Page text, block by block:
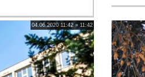
04.06.2020 11:42 » 11:42